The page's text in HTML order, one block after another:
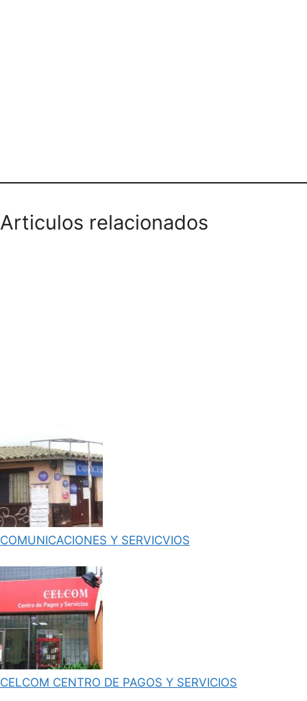
Articulos relacionados
COMUNICACIONES Y SERVICVIOS
CELCOM CENTRO DE PAGOS Y SERVICIOS